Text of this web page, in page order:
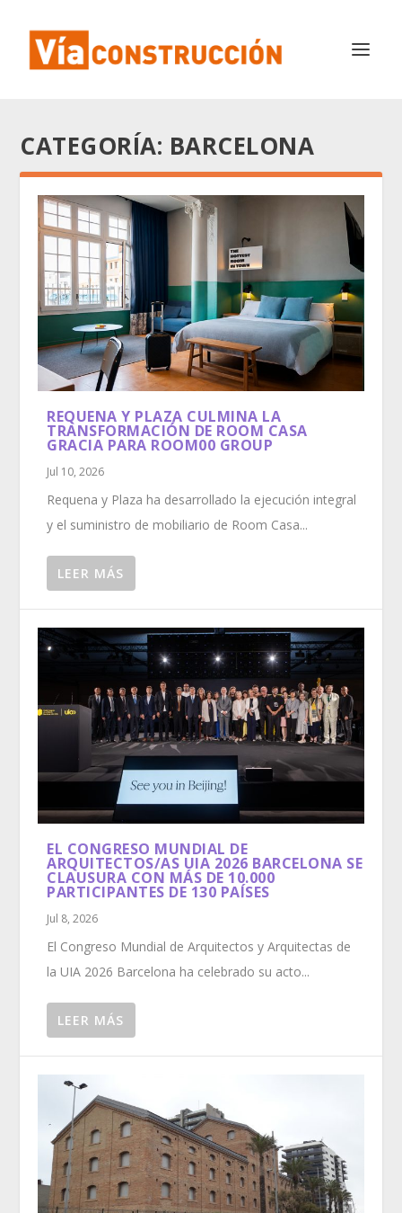
CATEGORÍA: BARCELONA
REQUENA Y PLAZA CULMINA LA
TRANSFORMACIÓN DE ROOM CASA
GRACIA PARA ROOM00 GROUP
Jul 10, 2026
Requena y Plaza ha desarrollado la ejecución integral
y el suministro de mobiliario de Room Casa...
LEER MÁS
EL CONGRESO MUNDIAL DE
ARQUITECTOS/AS UIA 2026 BARCELONA SE
CLAUSURA CON MÁS DE 10.000
PARTICIPANTES DE 130 PAÍSES
Jul 8, 2026
El Congreso Mundial de Arquitectos y Arquitectas de
la UIA 2026 Barcelona ha celebrado su acto...
LEER MÁS